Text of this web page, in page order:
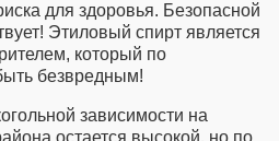
для здоровья. Безопасной
Этиловый спирт является
который по
безвредным!
зависимости на